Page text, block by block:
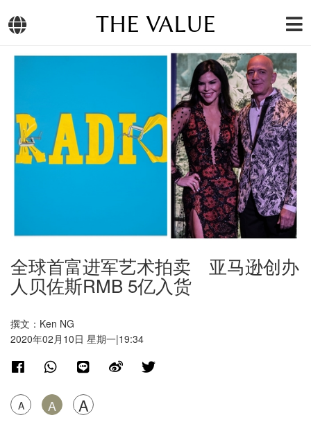
THE VALUE
全球首富进军艺术拍卖 亚马逊创办
人贝佐斯RMB 5亿入货
撰文：Ken NG
2020年02月10日 星期一|19:34
A A A